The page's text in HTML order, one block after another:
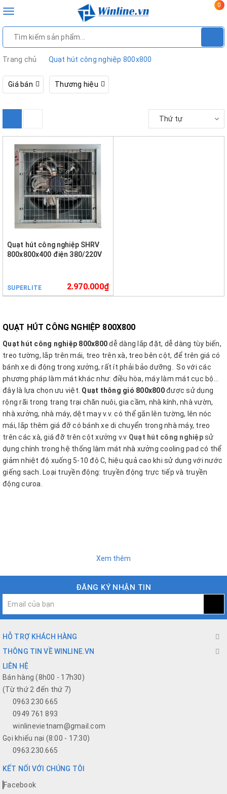
Toggle
0
Trang chủ Quạt hút công nghiệp 800x800
Giá bán Thương hiệu
Thứ tự
Quạt hút công nghiệp SHRV
800x800x400 điện 380/220V
SUPERLITE 2.970.000₫
QUẠT HÚT CÔNG NGHIỆP 800X800
Quạt hút công nghiệp 800x800dễ dàng lắp đặt, dễ dàng tùy biến,
treo tường, lắp trên mái, treo trên xà, treo bên cột, để trên giá có
bánh xe di động trong xưởng, rất ít phải bảo dưỡng. So với các
phương pháp làm mát khác như: điều hòa, máy làm mát cục bộ…
đây là lựa chọn ưu việt. Quạt thông gió 800x800được sử dụng
rộng rãi trong trang trại chăn nuôi, gia cầm, nhà kính, nhà vườn,
nhà xưởng, nhà máy, dệt may v.v. có thể gắn lên tường, lên nóc
mái, lắp thêm giá đỡ có bánh xe di chuyển trong nhà máy, treo
trên các xà, giá đỡ trên cột xưởng v.v Quạt hút công nghiệpsử
dụng chính trong hệ thống làm mát nhà xưởng cooling pad có thể
giảm nhiệt độ xuống 5-10 độ C, hiệu quả cao khi sử dụng với nước
giếng sạch. Loại truyền động: truyền động trực tiếp và truyền
động curoa.
Xem thêm
ĐĂNG KÝ NHẬN TIN
HỖ TRỢ KHÁCH HÀNG
THÔNG TIN VỀ WINLINE.VN
LIÊN HỆ
Bán hàng (8h00 - 17h30)
(Từ thứ 2 đến thứ 7)
0963 230 665
0949 761 893
winlinevietnam@gmail.com
Gọi khiếu nại (8:00 - 17:30)
0963.230.665
KẾT NỐI VỚI CHÚNG TÔI
Facebook